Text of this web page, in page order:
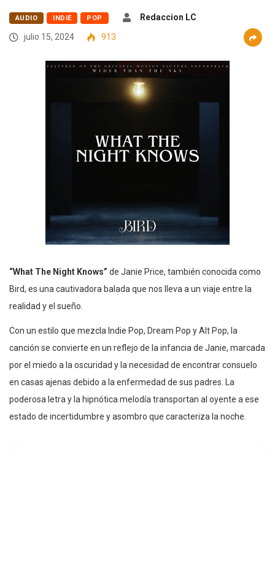
AUDIO INDIE POP
Redaccion LC
julio 15, 2024
913
“What The Night Knows” de Janie Price, también conocida como
Bird, es una cautivadora balada que nos lleva a un viaje entre la
realidad y el sueño.
Con un estilo que mezcla Indie Pop, Dream Pop y Alt Pop, la
canción se convierte en un reflejo de la infancia de Janie, marcada
por el miedo a la oscuridad y la necesidad de encontrar consuelo
en casas ajenas debido a la enfermedad de sus padres. La
poderosa letra y la hipnótica melodía transportan al oyente a ese
estado de incertidumbre y asombro que caracteriza la noche.